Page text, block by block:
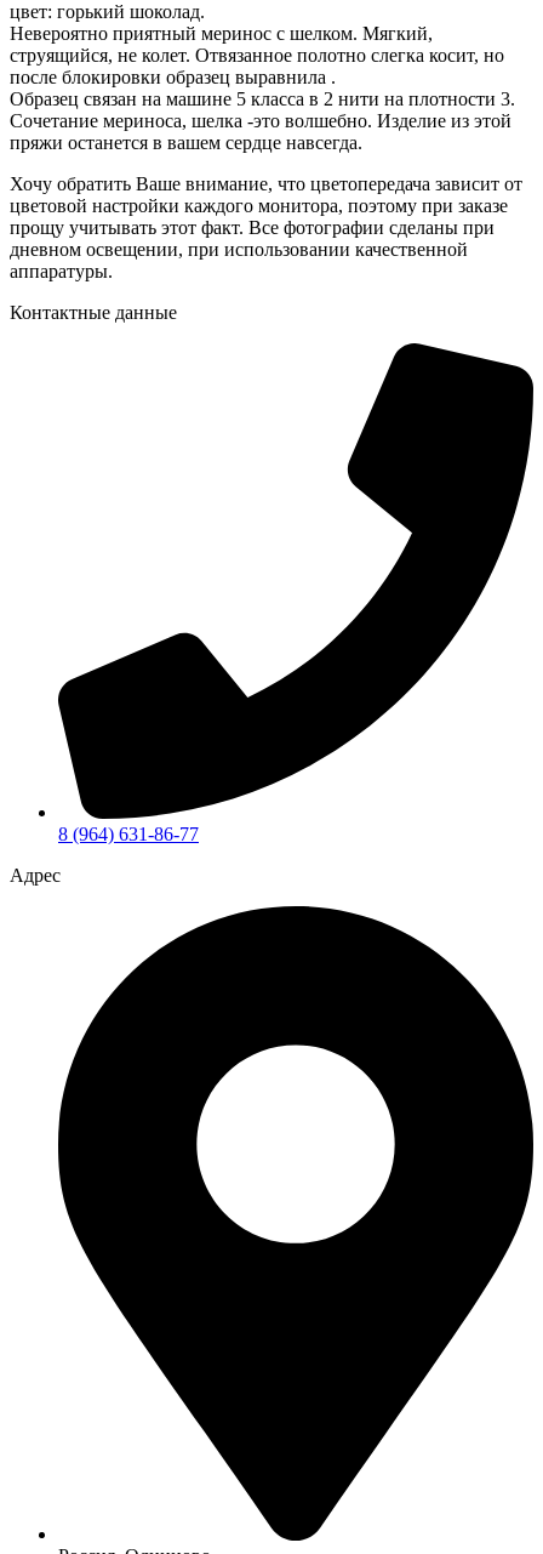
цвет: горький шоколад.
Невероятно приятный меринос с шелком. Мягкий,
струящийся, не колет. Отвязанное полотно слегка косит, но
после блокировки образец выравнила .
Образец связан на машине 5 класса в 2 нити на плотности 3.
Сочетание мериноса, шелка -это волшебно. Изделие из этой
пряжи останется в вашем сердце навсегда.
Хочу обратить Ваше внимание, что цветопередача зависит от
цветовой настройки каждого монитора, поэтому при заказе
прощу учитывать этот факт. Все фотографии сделаны при
дневном освещении, при использовании качественной
аппаратуры.
Контактные данные
8 (964) 631-86-77
Адрес